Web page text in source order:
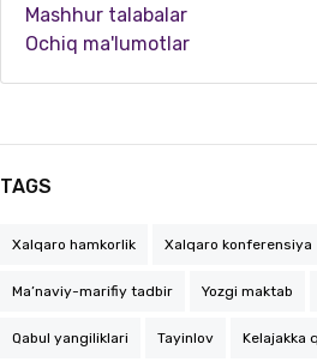
Institut rektori “Global ta’lim
Mashhur talabalar
Ochiq ma'lumotlar
TAGS
Xalqaro hamkorlik Xalqaro konferensiya
Ma’naviy-marifiy tadbir Yozgi maktab
Qabul yangiliklari Tayinlov Kelajakka